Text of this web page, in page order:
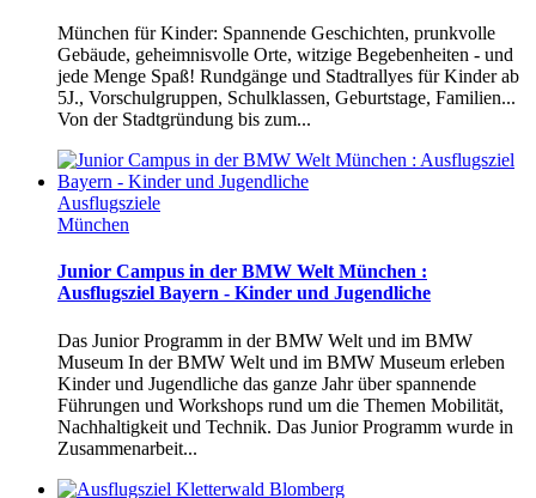
München für Kinder: Spannende Geschichten, prunkvolle
Gebäude, geheimnisvolle Orte, witzige Begebenheiten - und
jede Menge Spaß! Rundgänge und Stadtrallyes für Kinder ab
5J., Vorschulgruppen, Schulklassen, Geburtstage, Familien...
Von der Stadtgründung bis zum...
Ausflugsziele
München
Junior Campus in der BMW Welt München :
Ausflugsziel Bayern - Kinder und Jugendliche
Das Junior Programm in der BMW Welt und im BMW
Museum In der BMW Welt und im BMW Museum erleben
Kinder und Jugendliche das ganze Jahr über spannende
Führungen und Workshops rund um die Themen Mobilität,
Nachhaltigkeit und Technik. Das Junior Programm wurde in
Zusammenarbeit...